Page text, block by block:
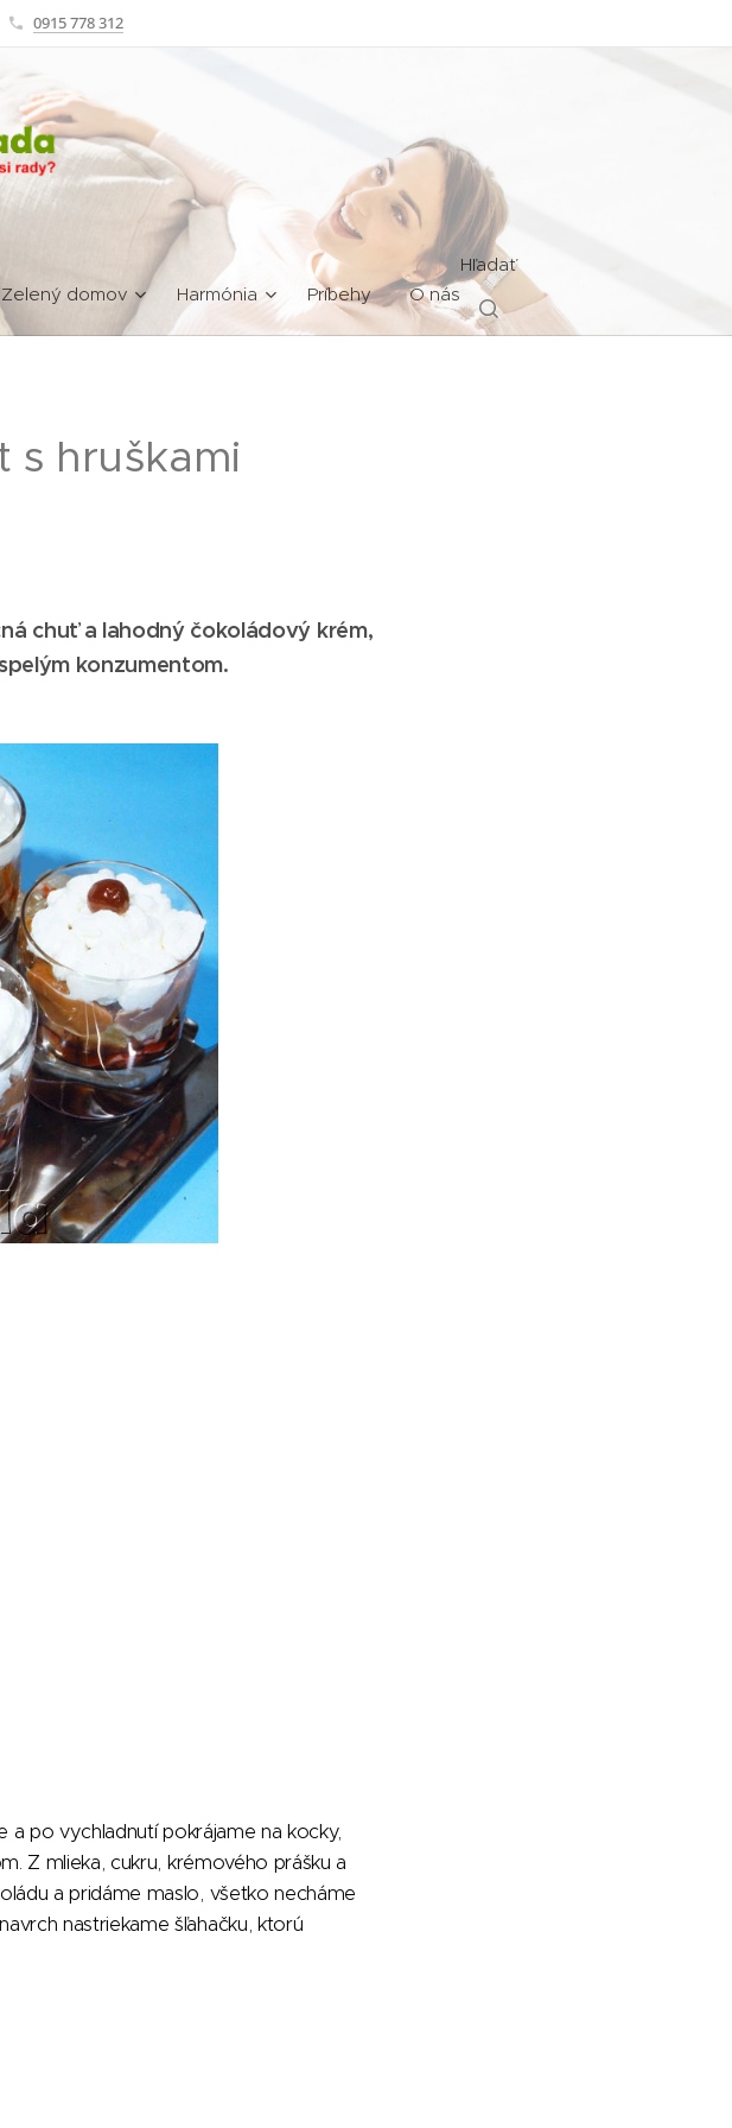
0915 778 312
Zelený domov Harmónia Príbehy O nás
Hľadať
s hruškami
chuť a lahodný čokoládový krém,
konzumentom.
po vychladnutí pokrájame na kocky,
Z mlieka, cukru, krémového prášku a
a pridáme maslo, všetko necháme
nastriekame šľahačku, ktorú